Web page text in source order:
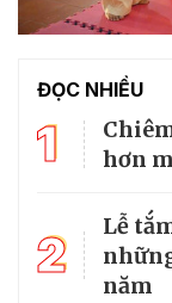
ĐỌC NHIỀU
1
hơn
2
Lễ
năm